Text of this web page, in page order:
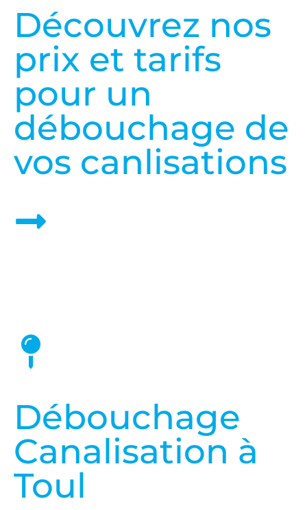
Découvrez nos
prix et tarifs
pour un
débouchage de
vos canlisations
Débouchage
Canalisation à
Toul